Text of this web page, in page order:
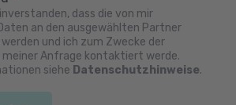
dass die von mir
an den ausgewählten Partner
und ich zum Zwecke der
Anfrage kontaktiert werde.
siehe Datenschutzhinweise.